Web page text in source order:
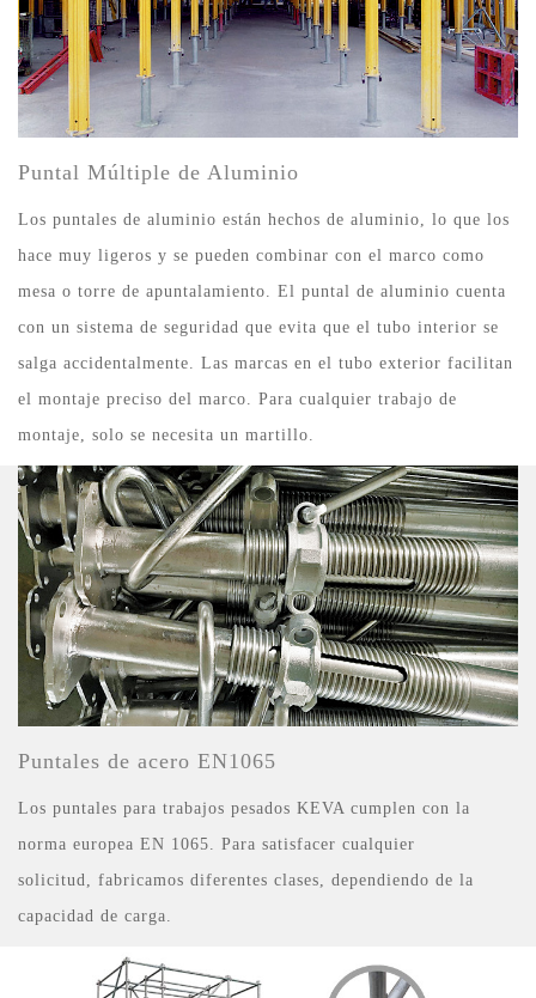
Puntal Múltiple de Aluminio
Los puntales de aluminio están hechos de aluminio, lo que los
hace muy ligeros y se pueden combinar con el marco como
mesa o torre de apuntalamiento. El puntal de aluminio cuenta
con un sistema de seguridad que evita que el tubo interior se
salga accidentalmente. Las marcas en el tubo exterior facilitan
el montaje preciso del marco. Para cualquier trabajo de
montaje, solo se necesita un martillo.
Puntales de acero EN1065
Los puntales para trabajos pesados KEVA cumplen con la
norma europea EN 1065. Para satisfacer cualquier
solicitud, fabricamos diferentes clases, dependiendo de la
capacidad de carga.